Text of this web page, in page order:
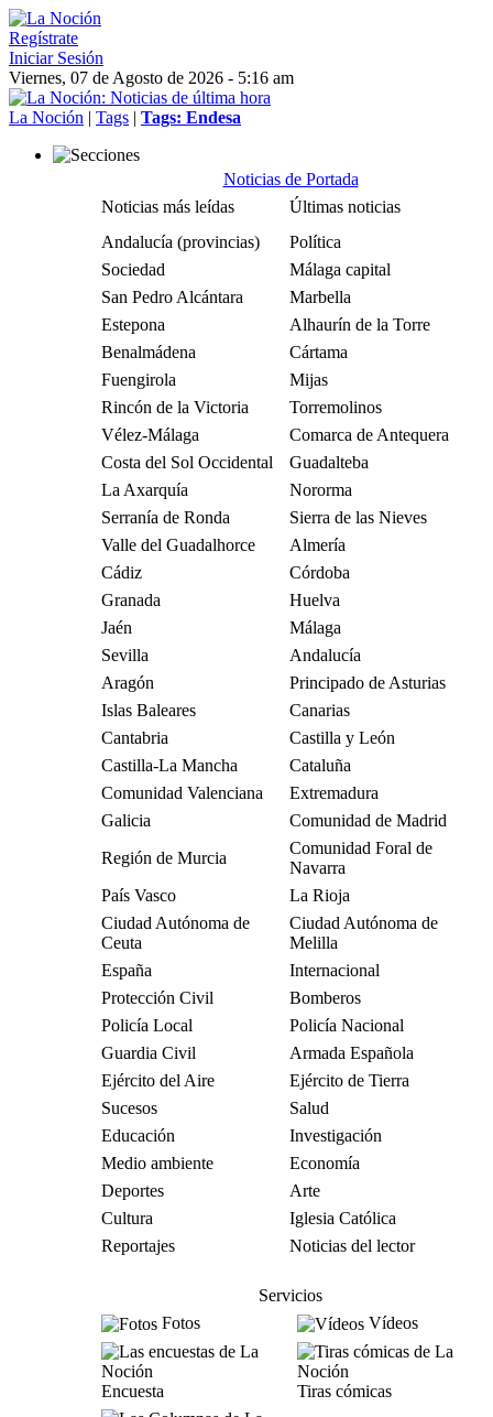
Regístrate
Iniciar Sesión
Viernes, 07 de Agosto de 2026 - 5:16 am
La Noción | Tags | Tags: Endesa
Noticias de Portada
Noticias más leídas
Últimas noticias
Andalucía (provincias)
Política
Sociedad
Málaga capital
San Pedro Alcántara
Marbella
Estepona
Alhaurín de la Torre
Benalmádena
Cártama
Fuengirola
Mijas
Rincón de la Victoria
Torremolinos
Vélez-Málaga
Comarca de Antequera
Costa del Sol Occidental
Guadalteba
La Axarquía
Nororma
Serranía de Ronda
Sierra de las Nieves
Valle del Guadalhorce
Almería
Cádiz
Córdoba
Granada
Huelva
Jaén
Málaga
Sevilla
Andalucía
Aragón
Principado de Asturias
Islas Baleares
Canarias
Cantabria
Castilla y León
Castilla-La Mancha
Cataluña
Comunidad Valenciana
Extremadura
Galicia
Comunidad de Madrid
Región de Murcia
Comunidad Foral de
Navarra
País Vasco
La Rioja
Ciudad Autónoma de
Ceuta
Ciudad Autónoma de
Melilla
España
Internacional
Protección Civil
Bomberos
Policía Local
Policía Nacional
Guardia Civil
Armada Española
Ejército del Aire
Ejército de Tierra
Sucesos
Salud
Educación
Investigación
Medio ambiente
Economía
Deportes
Arte
Cultura
Iglesia Católica
Reportajes
Noticias del lector
Servicios
Fotos
Vídeos
Encuesta Tiras cómicas